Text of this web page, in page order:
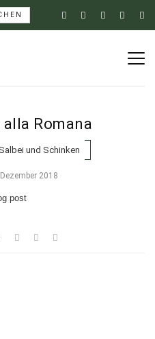
Romana
und Schinken
Dezember 2018